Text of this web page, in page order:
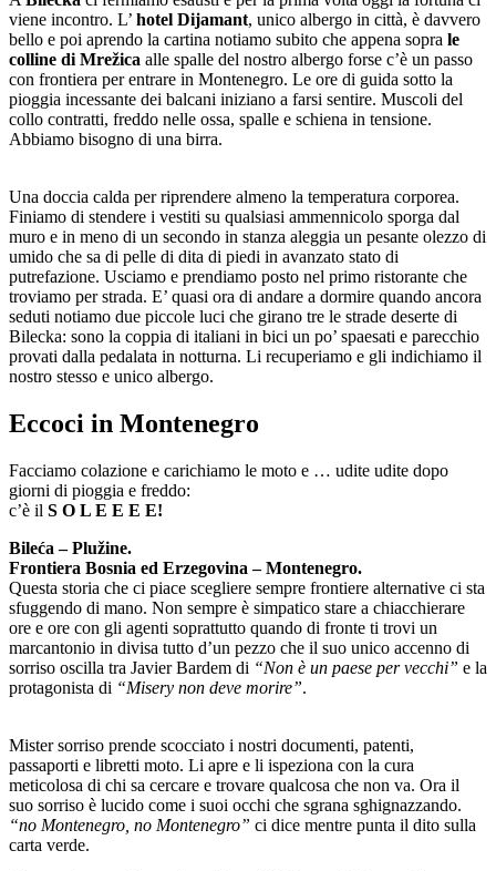
viene incontro. L’ hotel Dijamant, unico albergo in città, è davvero
bello e poi aprendo la cartina notiamo subito che appena sopra le
colline di Mrežica alle spalle del nostro albergo forse c’è un passo
con frontiera per entrare in Montenegro. Le ore di guida sotto la
pioggia incessante dei balcani iniziano a farsi sentire. Muscoli del
collo contratti, freddo nelle ossa, spalle e schiena in tensione.
Abbiamo bisogno di una birra.
Una doccia calda per riprendere almeno la temperatura corporea.
Finiamo di stendere i vestiti su qualsiasi ammennicolo sporga dal
muro e in meno di un secondo in stanza aleggia un pesante olezzo di
umido che sa di pelle di dita di piedi in avanzato stato di
putrefazione. Usciamo e prendiamo posto nel primo ristorante che
troviamo per strada. E’ quasi ora di andare a dormire quando ancora
seduti notiamo due piccole luci che girano tre le strade deserte di
Bilecka: sono la coppia di italiani in bici un po’ spaesati e parecchio
provati dalla pedalata in notturna. Li recuperiamo e gli indichiamo il
nostro stesso e unico albergo.
Eccoci in Montenegro
Facciamo colazione e carichiamo le moto e … udite udite dopo
giorni di pioggia e freddo:
c’è il S O L E E E E!
Bileća – Plužine.
Frontiera Bosnia ed Erzegovina – Montenegro.
Questa storia che ci piace scegliere sempre frontiere alternative ci sta
sfuggendo di mano. Non sempre è simpatico stare a chiacchierare
ore e ore con gli agenti soprattutto quando di fronte ti trovi un
marcantonio in divisa tutto d’un pezzo che il suo unico accenno di
sorriso oscilla tra Javier Bardem di “Non è un paese per vecchi” e la
protagonista di “Misery non deve morire”.
Mister sorriso prende scocciato i nostri documenti, patenti,
passaporti e libretti moto. Li apre e li ispeziona con la cura
meticolosa di chi sa cercare e trovare qualcosa che non va. Ora il
suo sorriso è lucido come i suoi occhi che sgrana sghignazzando.
“no Montenegro, no Montenegro” ci dice mentre punta il dito sulla
carta verde.